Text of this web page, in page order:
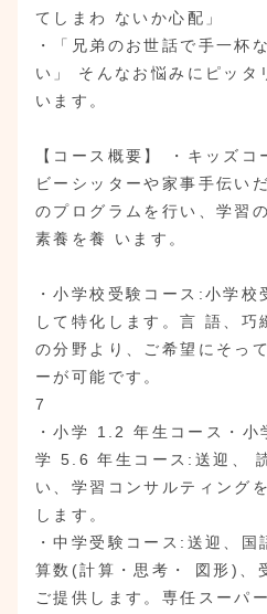
てしまわ ないか心配」
・「兄弟のお世話で手一杯
い」 そんなお悩みにピッタ
います。
【コース概要】 ・キッズ
ビーシッターや家事手伝い
のプログラムを行い、学習
素養を養 います。
・小学校受験コース:小学校
して特化します。言 語、巧
の分野より、ご希望にそっ
ーが可能です。
7
・小学 1.2 年生コース・
学 5.6 年生コース:送迎、
い、学習コンサルティング
します。
・中学受験コース:送迎、国
算数(計算・思考・ 図形)、
ご提供します。専任スーパ